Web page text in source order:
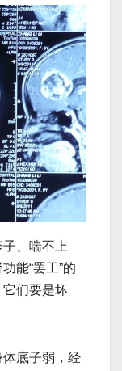
、喘不上
能“罢工”的
它们要是坏
底子弱，经